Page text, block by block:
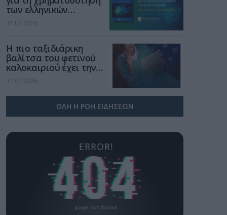
των ελληνικών
επιχειρήσεων στον
χώρο της άμυνας
31.07.2026
Η πιο ταξιδιάρικη
βαλίτσα του φετινού
καλοκαιριού έχει την
υπογραφή της Xiaomi
31.07.2026
ΟΛΗ Η ΡΟΗ ΕΙΔΗΣΕΩΝ